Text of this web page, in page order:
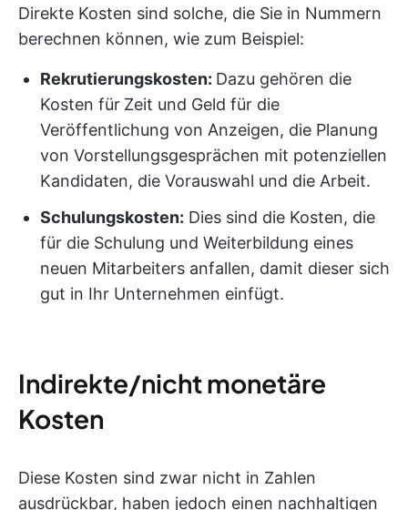
Direkte Kosten sind solche, die Sie in Nummern
berechnen können, wie zum Beispiel:
Rekrutierungskosten: Dazu gehören die
Kosten für Zeit und Geld für die
Veröffentlichung von Anzeigen, die Planung
von Vorstellungsgesprächen mit potenziellen
Kandidaten, die Vorauswahl und die Arbeit.
Schulungskosten: Dies sind die Kosten, die
für die Schulung und Weiterbildung eines
neuen Mitarbeiters anfallen, damit dieser sich
gut in Ihr Unternehmen einfügt.
Indirekte/nicht monetäre
Kosten
Diese Kosten sind zwar nicht in Zahlen
ausdrückbar, haben jedoch einen nachhaltigen